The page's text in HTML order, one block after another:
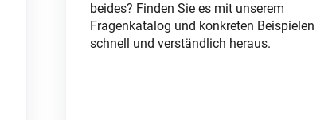
beides? Finden Sie es mit unserem
Fragenkatalog und konkreten Beispielen
schnell und verständlich heraus.